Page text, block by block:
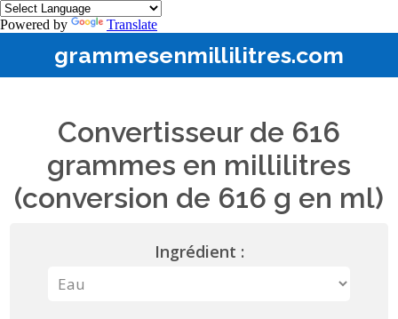
Powered by Translate
grammesenmillilitres.com
Convertisseur de 616
grammes en millilitres
(conversion de 616 g en ml)
Ingrédient :